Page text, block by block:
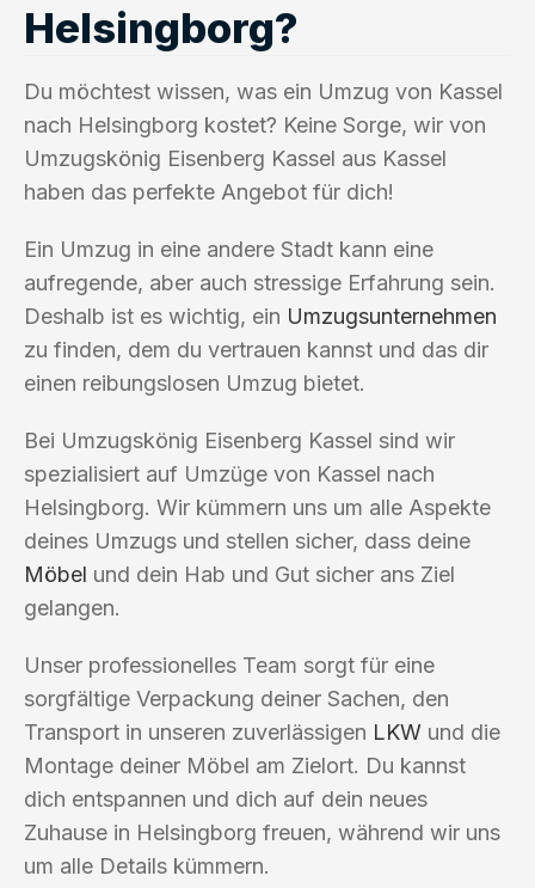
Helsingborg?
Du möchtest wissen, was ein Umzug von Kassel
nach Helsingborg kostet? Keine Sorge, wir von
Umzugskönig Eisenberg Kassel aus Kassel
haben das perfekte Angebot für dich!
Ein Umzug in eine andere Stadt kann eine
aufregende, aber auch stressige Erfahrung sein.
Deshalb ist es wichtig, ein Umzugsunternehmen
zu finden, dem du vertrauen kannst und das dir
einen reibungslosen Umzug bietet.
Bei Umzugskönig Eisenberg Kassel sind wir
spezialisiert auf Umzüge von Kassel nach
Helsingborg. Wir kümmern uns um alle Aspekte
deines Umzugs und stellen sicher, dass deine
Möbel und dein Hab und Gut sicher ans Ziel
gelangen.
Unser professionelles Team sorgt für eine
sorgfältige Verpackung deiner Sachen, den
Transport in unseren zuverlässigen LKW und die
Montage deiner Möbel am Zielort. Du kannst
dich entspannen und dich auf dein neues
Zuhause in Helsingborg freuen, während wir uns
um alle Details kümmern.